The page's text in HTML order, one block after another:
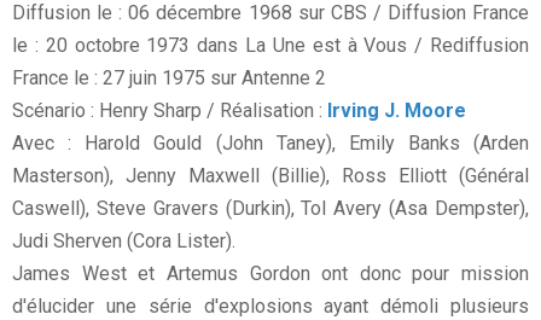
Diffusion le : 06 décembre 1968 sur CBS / Diffusion France
le : 20 octobre 1973 dans La Une est à Vous / Rediffusion
France le : 27 juin 1975 sur Antenne 2
Scénario : Henry Sharp / Réalisation : Irving J. Moore
Avec : Harold Gould (John Taney), Emily Banks (Arden
Masterson), Jenny Maxwell (Billie), Ross Elliott (Général
Caswell), Steve Gravers (Durkin), Tol Avery (Asa Dempster),
Judi Sherven (Cora Lister).
James West et Artemus Gordon ont donc pour mission
d'élucider une série d'explosions ayant démoli plusieurs